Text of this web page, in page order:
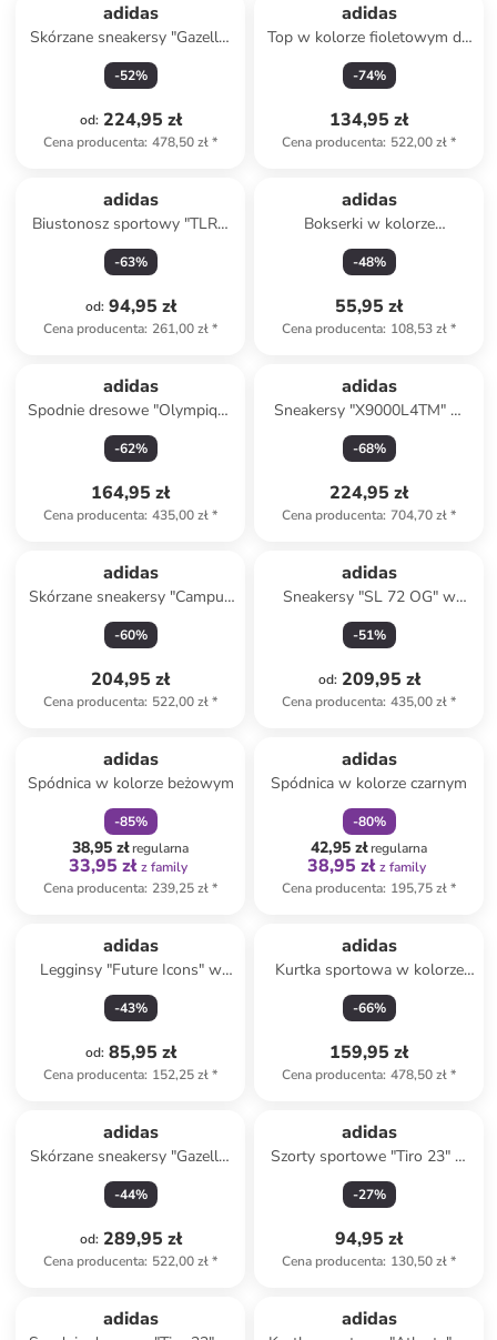
adidas
Skórzane sneakersy "Gazelle"
w kolorze pomarańczowym
-52%
od: 224,95 zł
Cena producenta: 478,50 zł*
adidas
Top w kolorze fioletowym do
biegania
-74%
134,95 zł
Cena producenta: 522,00 zł*
adidas
Biustonosz sportowy "TLRD
Impact" w kolorze
pomarańczowym
-63%
od: 94,95 zł
Cena producenta: 261,00 zł*
adidas
Bokserki w kolorze
jasnoróżowym
-48%
55,95 zł
Cena producenta: 108,53 zł*
adidas
Spodnie dresowe "Olympique
Lyonnais Terrace Icons" w
kolorze czerwonym
-62%
164,95 zł
Cena producenta: 435,00 zł*
adidas
Sneakersy "X9000L4TM" w
kolorze białym ze wzorem
-68%
224,95 zł
Cena producenta: 704,70 zł*
adidas
Skórzane sneakersy "Campus
00s" w kolorze czarnym
-60%
204,95 zł
Cena producenta: 522,00 zł*
adidas
Sneakersy "SL 72 OG" w
kolorze pomarańczowo-
czerwonym
-51%
od: 209,95 zł
Cena producenta: 435,00 zł*
adidas
Spódnica w kolorze beżowym
-85%
38,95 złregularna
33,95 zł z family
Cena producenta: 239,25 zł*
adidas
Spódnica w kolorze czarnym
-80%
42,95 złregularna
38,95 zł z family
Cena producenta: 195,75 zł*
adidas
Legginsy "Future Icons" w
kolorze czerwonym
-43%
od: 85,95 zł
Cena producenta: 152,25 zł*
adidas
Kurtka sportowa w kolorze
różowym
-66%
159,95 zł
Cena producenta: 478,50 zł*
adidas
Skórzane sneakersy "Gazelle"
w kolorze różowym
-44%
od: 289,95 zł
Cena producenta: 522,00 zł*
adidas
Szorty sportowe "Tiro 23" w
kolorze czarnym
-27%
94,95 zł
Cena producenta: 130,50 zł*
adidas adidas